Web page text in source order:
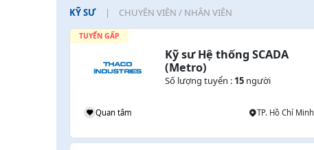
KỸ SƯ CHUYÊN VIÊN / NHÂN VIÊN
Kỹ sư Hệ thống SCADA
(Metro)
Số lượng tuyển : 15người
Quan tâm TP. Hồ Chí Minh
TUYỂN GẤP